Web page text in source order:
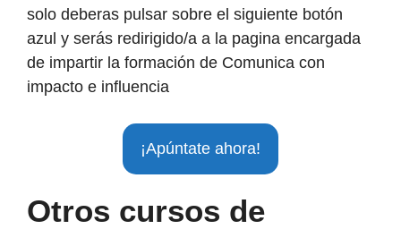
solo deberas pulsar sobre el siguiente botón
azul y serás redirigido/a a la pagina encargada
de impartir la formación de Comunica con
impacto e influencia
¡Apúntate ahora!
Otros cursos de